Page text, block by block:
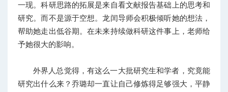
一现。科研思路的拓展是来自看文献报告基础上的思考和
研究。而不是源于空想。龙闰导师会积极倾听她的想法，
帮助她走出低谷期。在未来持续做科研这件事上，老师给
予她很大的影响。
外界人总觉得，有这么一大批研究生和学者，究竟能
研究出什么来？乔璐却一直让自己修炼得足够强大，平静